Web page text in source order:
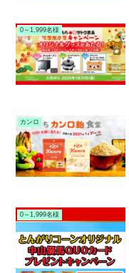
0～1,999名様
カンロ
0～1,999名様